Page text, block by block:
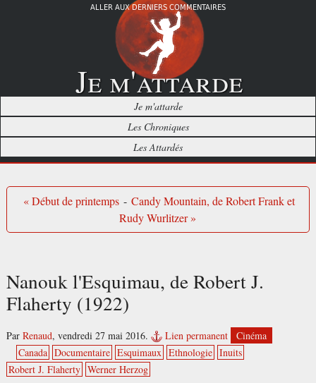
ALLER AUX DERNIERS COMMENTAIRES
Je m'attarde
Je m'attarde
Les Chroniques
Les Attardés
« Début de printemps - Candy Mountain, de Robert Frank et
Rudy Wurlitzer »
Nanouk l'Esquimau, de Robert J.
Flaherty (1922)
Par Renaud, vendredi 27 mai 2016. Lien permanent
Cinéma
Canada Documentaire Esquimaux Ethnologie Inuits
Robert J. Flaherty Werner Herzog